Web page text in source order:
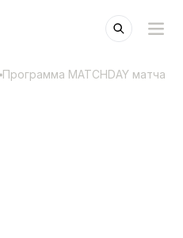
Программа MATCHDAY матча